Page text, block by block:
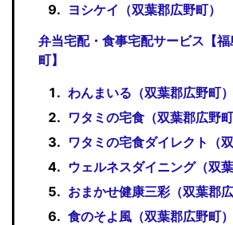
ヨシケイ（双葉郡広野町）
弁当宅配・食事宅配サービス【
町】
わんまいる（双葉郡広野町）
ワタミの宅食（双葉郡広野町
ワタミの宅食ダイレクト（
ウェルネスダイニング（双葉
おまかせ健康三彩（双葉郡広
食のそよ風（双葉郡広野町）